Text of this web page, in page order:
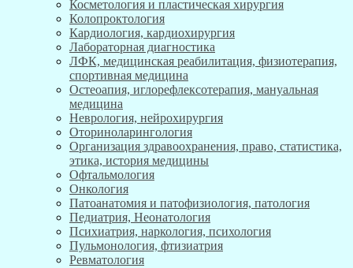
Косметология и пластическая хирургия
Колопроктология
Кардиология, кардиохирургия
Лабораторная диагностика
ЛФК, медицинская реабилитация, физиотерапия,
спортивная медицина
Остеоапия, иглорефлексотерапия, мануальная
медицина
Неврология, нейрохирургия
Оториноларингология
Организация здравоохранения, право, статистика,
этика, история медицины
Офтальмология
Онкология
Патоанатомия и патофизиология, патология
Педиатрия, Неонатология
Психиатрия, наркология, психология
Пульмонология, фтизиатрия
Ревматология